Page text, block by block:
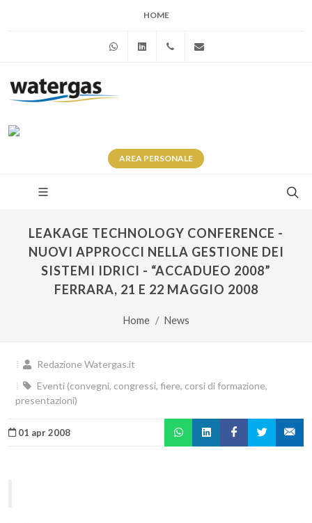
HOME
WhatsAppLinkedin+39 345 281 0246
AREA PERSONALE
LEAKAGE TECHNOLOGY CONFERENCE -
NUOVI APPROCCI NELLA GESTIONE DEI
SISTEMI IDRICI - “ACCADUEO 2008”
FERRARA, 21 E 22 MAGGIO 2008
Home News
Redazione Watergas.it
Eventi (convegni, congressi, fiere, corsi di formazione,
presentazioni)
01 apr 2008